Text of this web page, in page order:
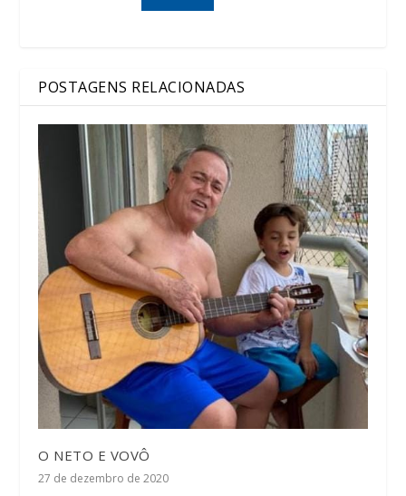
POSTAGENS RELACIONADAS
O NETO E VOVÔ
27 de dezembro de 2020